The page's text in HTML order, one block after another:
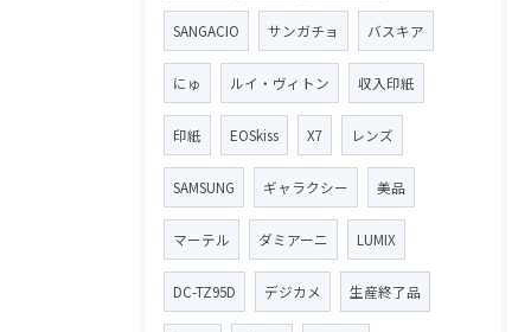
SANGACIO サンガチョ バスキア
にゅ ルイ・ヴィトン 収入印紙
印紙 EOSkiss X7 レンズ
SAMSUNG ギャラクシー 美品
マーテル ダミアーニ LUMIX
DC-TZ95D デジカメ 生産終了品